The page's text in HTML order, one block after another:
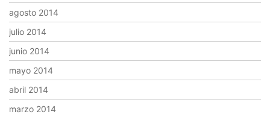
agosto 2014
julio 2014
junio 2014
mayo 2014
abril 2014
marzo 2014